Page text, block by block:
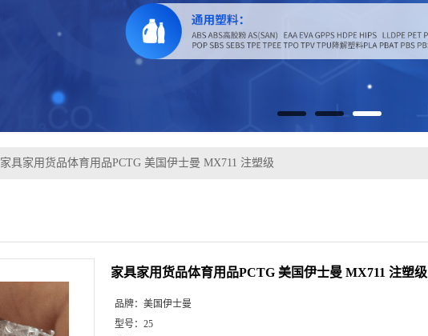
家具家用货品体育用品PCTG 美国伊士曼 MX711 注塑级
家具家用货品体育用品PCTG 美国伊士曼 MX711 注塑级
品牌： 美国伊士曼
型号： 25